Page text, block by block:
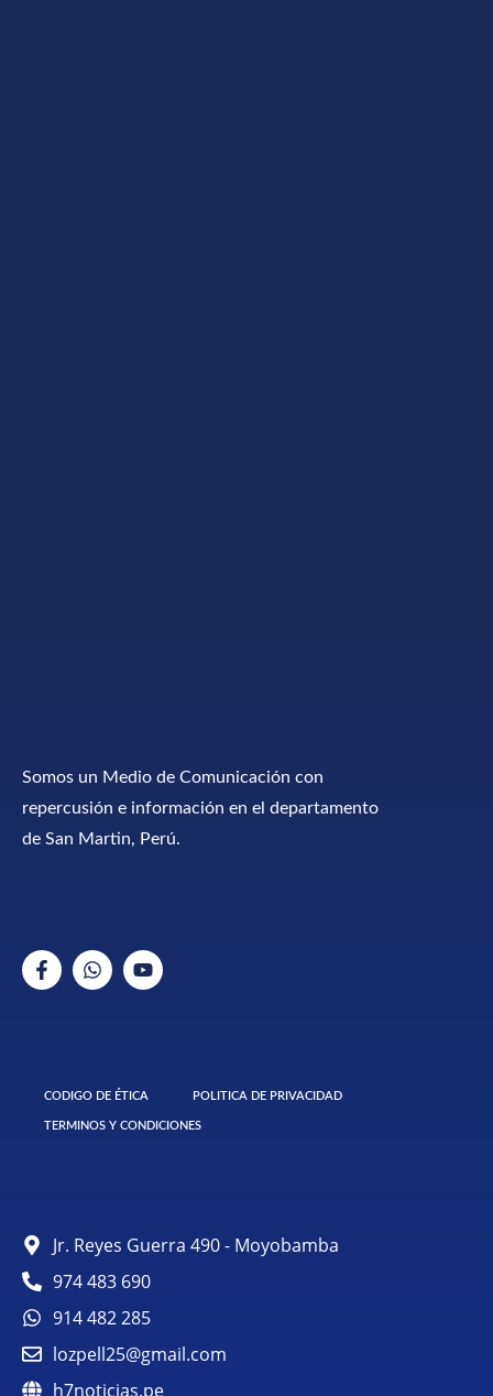
Somos un Medio de Comunicación con
repercusión e información en el departamento
de San Martin, Perú.
CODIGO DE ÉTICA POLITICA DE PRIVACIDAD
TERMINOS Y CONDICIONES
Jr. Reyes Guerra 490 - Moyobamba
974 483 690
914 482 285
lozpell25@gmail.com
h7noticias.pe